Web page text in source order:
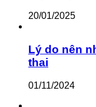
20/01/2025
Lý do nên
thai
01/11/2024